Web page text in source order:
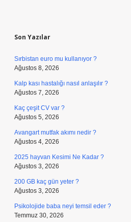
Son Yazılar
Sırbistan euro mu kullanıyor ?
Ağustos 8, 2026
Kalp kası hastalığı nasıl anlaşılır ?
Ağustos 7, 2026
Kaç çeşit CV var ?
Ağustos 5, 2026
Avangart mutfak akımı nedir ?
Ağustos 4, 2026
2025 hayvan Kesimi Ne Kadar ?
Ağustos 3, 2026
200 GB kaç gün yeter ?
Ağustos 3, 2026
Psikolojide baba neyi temsil eder ?
Temmuz 30, 2026